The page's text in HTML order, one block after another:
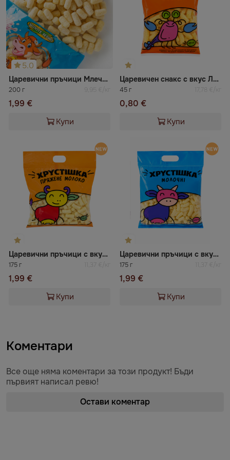
5.0
Царевични пръчици Млечни
200 г 9,95 €/кг
1,99 €
Купи
Царевичен снакс с вкус Лобстер
45 г 17,78 €/кг
0,80 €
Купи
Царевични пръчици с вкус на Топено мляко
175 г 11,37 €/кг
1,99 €
Купи
Царевични пръчици с вкус на Мляко
175 г 11,37 €/кг
1,99 €
Купи
Коментари
Все още няма коментари за този продукт! Бъди
първият написал ревю!
Остави коментар